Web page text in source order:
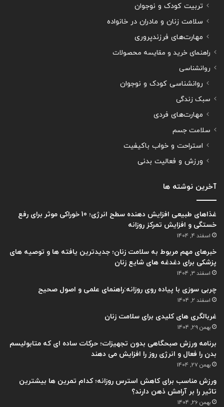
تربیت کودک و نوجوان
سلامت زنان و مادران در خانواده
مهارت‌های فرزندپروری
راهنمای خرید و مقایسه محصولات
روانشناسی
روانشناسی کودک و نوجوان
سبک زندگی
مهارت‌های فردی
سلامت جسم
استراحت و خواب باکیفیت
ورزش و فعالیت بدنی
آخرین نوشته ها
غذاهای طبیعی افزایش دهنده سطح انرژی؛ 10 خوراکی موثر برای رفع
خستگی و افزایش تمرکز روزانه
اسفند 4, 1404
خبرهای مهم مربوط به سلامت زنان؛ جدیدترین یافته ها و توصیه های
پزشکی برای دغدغه های شایع زنان
اسفند 3, 1404
چربی سوزی با پیاده روی روزانه:راهنمای علمی و اصول صحیح
اسفند 2, 1404
غربالگری های کلیدی برای سلامت زنان
بهمن 29, 1404
برنامه ورزش صبحگاهی بدون تجهیزات؛ حرکات ساده ای که متابولیسم
بدن را فعال و انرژی روز را افزایش می دهند
بهمن 27, 1404
ورزش مناسب برای کاهش استرس روزانه؛ کدام تمرین ها بیشترین
تاثیر را بر آرامش ذهن دارند؟
بهمن 26, 1404